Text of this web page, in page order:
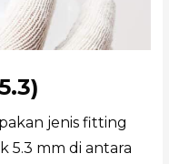
jenis fitting
5.3 mm di antara